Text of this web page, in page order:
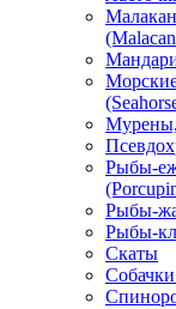
Рыбы-
Рыбы-
Рыбы-
Скаты